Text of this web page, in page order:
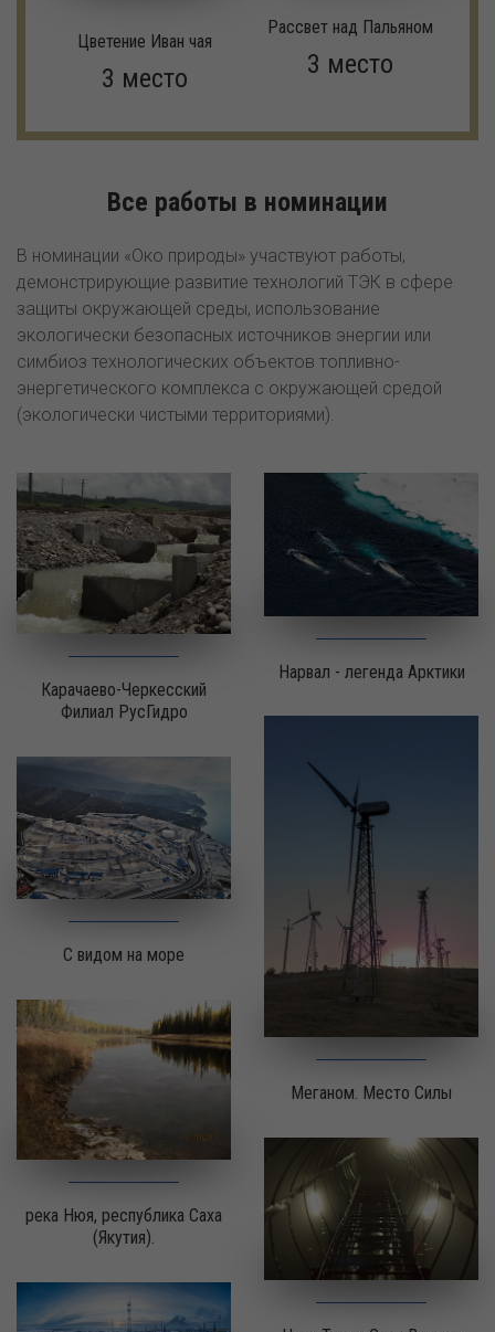
Цветение Иван чая
3 место
Рассвет над Пальяном
3 место
Все работы в номинации
В номинации «Око природы» участвуют работы,
демонстрирующие развитие технологий ТЭК в сфере
защиты окружающей среды, использование
экологически безопасных источников энергии или
симбиоз технологических объектов топливно-
энергетического комплекса с окружающей средой
(экологически чистыми территориями).
Карачаево-Черкесский
Филиал РусГидро
Нарвал - легенда Арктики
С видом на море
Меганом. Место Силы
река Нюя, республика Саха
(Якутия).